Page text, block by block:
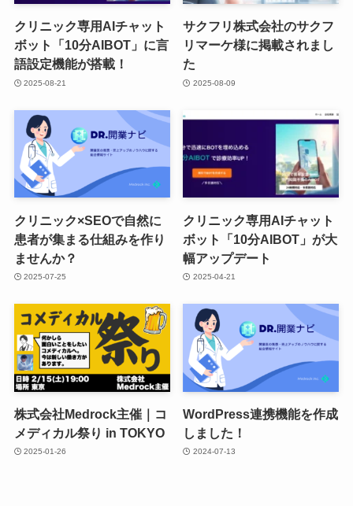
クリニック専用AIチャット
ボット「10分AIBOT」に言
語設定機能が搭載！
2025-08-21
サクフリ株式会社のサクフ
リマーケ様に掲載されまし
た
2025-08-09
クリニック×SEOで自然に
患者が集まる仕組みを作り
ませんか？
2025-07-25
クリニック専用AIチャット
ボット「10分AIBOT」が大
幅アップデート
2025-04-21
株式会社Medrock主催｜コ
メディカル祭り in TOKYO
2025-01-26
WordPress連携機能を作成
しました！
2024-07-13